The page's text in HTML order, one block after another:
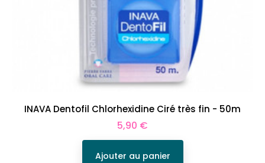
INAVA Dentofil Chlorhexidine Ciré très fin - 50m
Prix
5,90 €
Ajouter au panier